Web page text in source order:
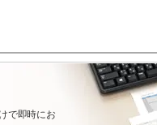
で即時にお